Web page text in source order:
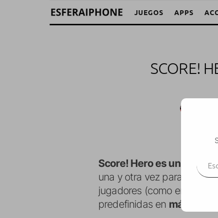
JUEGOS APPS
SCORE!
Score! Hero es un juego
una y otra vez para ir
jugadores (como en un
predefinidas en más de